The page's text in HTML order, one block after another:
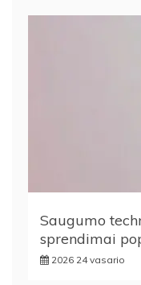
Saugumo
sprendimai
2026 24 vasario